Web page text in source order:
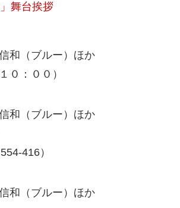
舞台挨拶
和（ブルー）ほか
０：００）
和（ブルー）ほか
416）
和（ブルー）ほか